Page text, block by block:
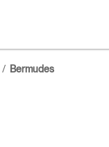
Bermudes